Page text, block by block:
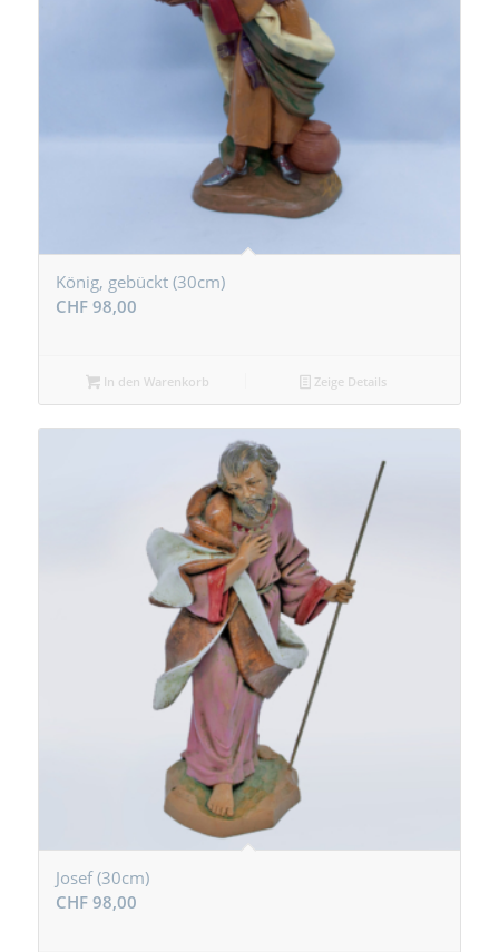
König, gebückt (30cm)
CHF98,00
In den Warenkorb Zeige Details
Josef (30cm)
CHF98,00